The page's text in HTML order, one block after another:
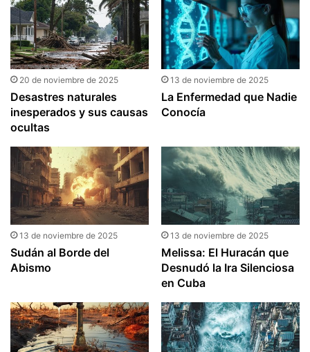
20 de noviembre de 2025
Desastres naturales
inesperados y sus causas
ocultas
13 de noviembre de 2025
La Enfermedad que Nadie
Conocía
13 de noviembre de 2025
Sudán al Borde del
Abismo
13 de noviembre de 2025
Melissa: El Huracán que
Desnudó la Ira Silenciosa
en Cuba